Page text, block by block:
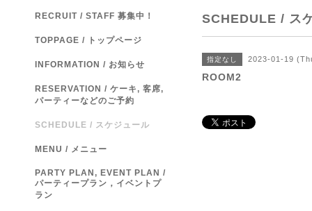
SCHEDULE / ス
指定なし 2023-01-19
ROOM2
RECRUIT / STAFF 募集中！
TOPPAGE / トップページ
INFORMATION / お知らせ
RESERVATION / ケーキ, 客席,
パーティーなどのご予約
SCHEDULE / スケジュール
MENU / メニュー
PARTY PLAN, EVENT PLAN /
パーティープラン，イベントプ
ラン